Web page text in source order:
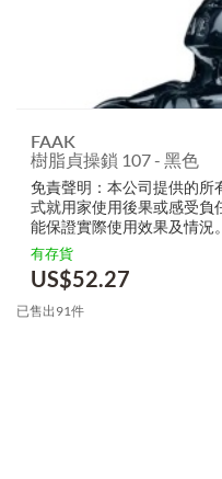
FAAK
樹脂貞操鎖 107 - 黑色
免責聲明：本公司提供的所
式就用家使用後果或感受負
能保證實際使用效果及情況
生產商無需要以任何方式為
的損毀，受傷或者任何傷害。
有存貨
US$52.27
已售出91件